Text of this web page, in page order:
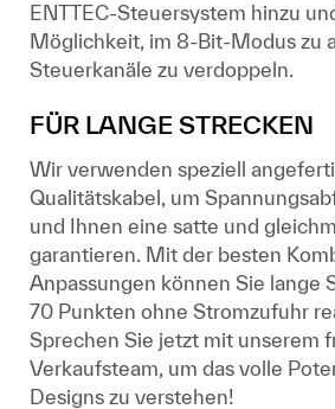
ENTTEC-Steuersystem hinzu
Möglichkeit, im 8-Bit-Modus zu
Steuerkanäle zu verdoppeln.
FÜR LANGE STRECKEN
Wir verwenden speziell
Qualitätskabel, um
und Ihnen eine satte und
garantieren. Mit der besten
Anpassungen können Sie lange
70 Punkten ohne Stromzufuhr
Sprechen Sie jetzt mit unserem
Verkaufsteam, um das volle
Designs zu verstehen!